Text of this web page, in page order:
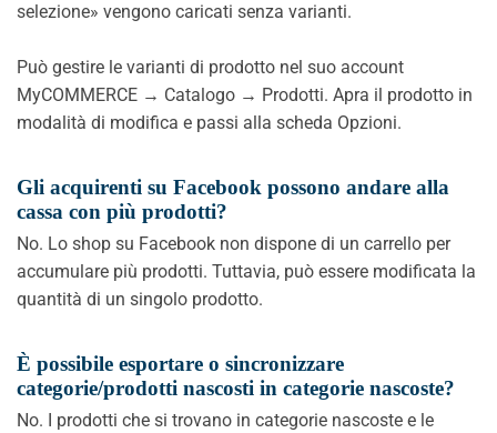
selezione» vengono caricati senza varianti.
Può gestire le varianti di prodotto nel suo account
MyCOMMERCE → Catalogo → Prodotti. Apra il prodotto in
modalità di modifica e passi alla scheda Opzioni.
Gli acquirenti su Facebook possono andare alla
cassa con più prodotti?
No. Lo shop su Facebook non dispone di un carrello per
accumulare più prodotti. Tuttavia, può essere modificata la
quantità di un singolo prodotto.
È possibile esportare o sincronizzare
categorie/prodotti nascosti in categorie nascoste?
No. I prodotti che si trovano in categorie nascoste e le